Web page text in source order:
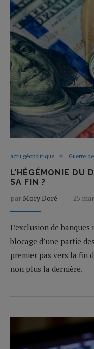
actu géopolitique Guerre
L’HÉGÉMONIE DU
SA FIN ?
par Mory Doré 25
L’exclusion de
blocage d’une partie
premier pas vers la fin
non plus la dernière.